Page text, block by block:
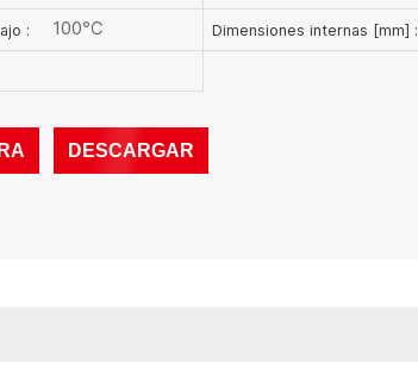
: 100℃ Dimensiones internas [mm] :
DESCARGAR